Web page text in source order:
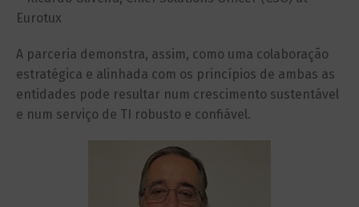
Eurotux
A parceria demonstra, assim, como uma colaboração
estratégica e alinhada com os princípios de ambas as
entidades pode resultar num crescimento sustentável
e num serviço de TI robusto e confiável.